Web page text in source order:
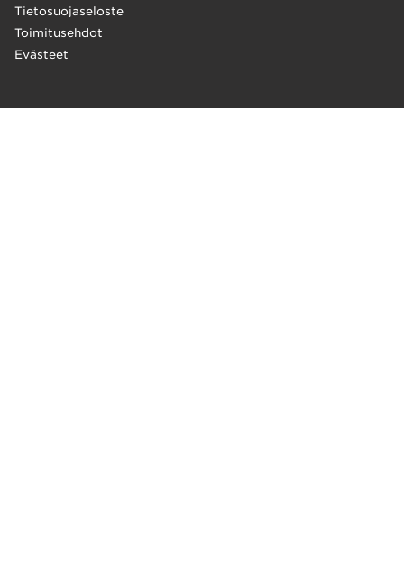
Tietosuojaseloste
Toimitusehdot
Evästeet